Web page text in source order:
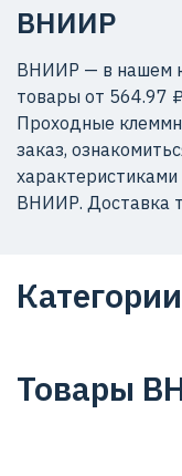
ВНИИР
ВНИИР — в нашем
товары от 564.97
Проходные
заказ,
ВНИИР. Доставка
Товары